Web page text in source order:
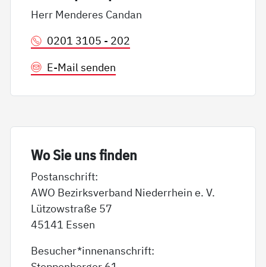
Herr Menderes Candan
0201 3105 - 202
E-Mail senden
Wo Sie uns fin­den
Postanschrift:
AWO Bezirksverband Niederrhein e. V.
Lützowstraße 57
45141 Essen
Besucher*innenanschrift: